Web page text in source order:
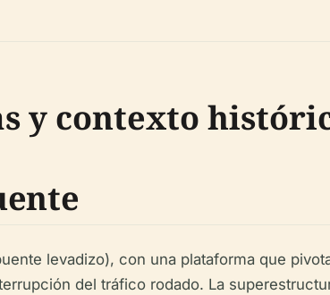
y contexto
levadizo), con una plataforma que
del tráfico rodado. La